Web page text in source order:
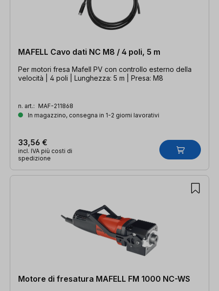
MAFELL Cavo dati NC M8 / 4 poli, 5 m
Per motori fresa Mafell PV con controllo esterno della
velocità | 4 poli | Lunghezza: 5 m | Presa: M8
n. art.: MAF-211868
In magazzino, consegna in 1-2 giorni lavorativi
33,56 €
incl. IVA più costi di
spedizione
Motore di fresatura MAFELL FM 1000 NC-WS